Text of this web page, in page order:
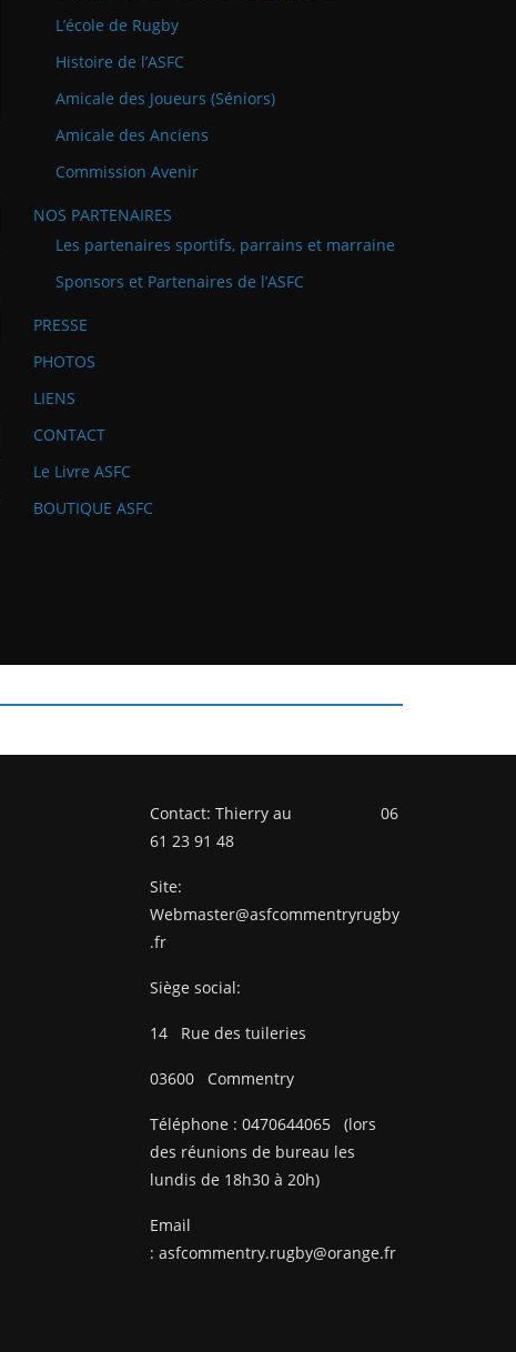
L’école de Rugby
Histoire de l’ASFC
Amicale des Joueurs (Séniors)
Amicale des Anciens
Commission Avenir
NOS PARTENAIRES
Les partenaires sportifs, parrains et marraine
Sponsors et Partenaires de l’ASFC
PRESSE
PHOTOS
LIENS
CONTACT
Le Livre ASFC
BOUTIQUE ASFC
Contact: Thierry au 06
61 23 91 48
Site:
Webmaster@asfcommentryrugby
.fr
Siège social:
14 Rue des tuileries
03600 Commentry
Téléphone : 0470644065
(lors
des réunions de bureau les
lundis de 18h30 à 20h)
Email
: asfcommentry.rugby@orange.fr